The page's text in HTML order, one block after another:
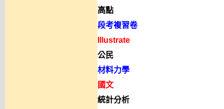
高點
段考複習卷
Illustrate
公民
材料力學
國文
統計分析